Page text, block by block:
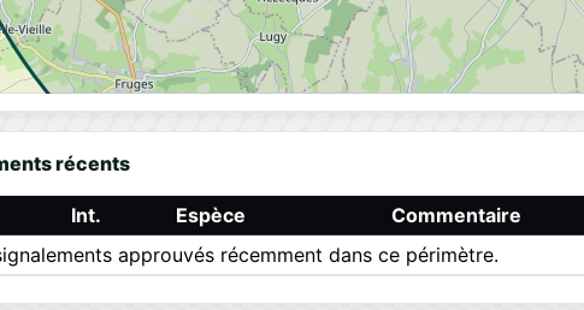
récents
Int. Espèce Commentaire
approuvés récemment dans ce périmètre.